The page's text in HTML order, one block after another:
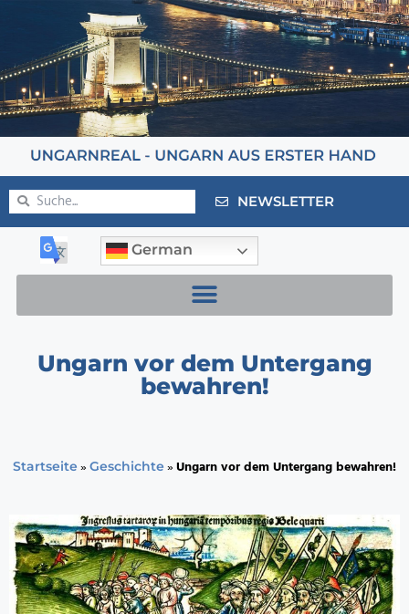
NEWSLETTER
German
Ungarn vor dem Untergang
bewahren!
Startseite » Geschichte »Ungarn vor dem Untergang bewahren!